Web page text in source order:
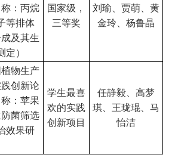
：丙烷
等排体
及其生
）
国家级，
三等奖
刘瑜、贾萌、黄
金玲、杨鲁晶
物生产
创新论
：苹果
菌筛选
效果研
学生最喜
欢的实践
创新项目
任静毅、高梦
琪、王珑琨、马
怡洁